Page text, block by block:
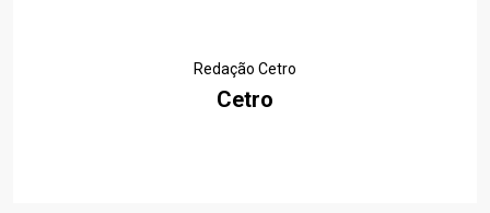
Redação Cetro
Cetro